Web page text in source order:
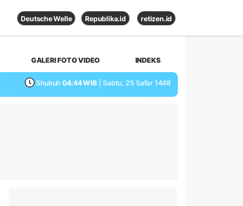
Deutsche Welle Republika.id retizen.id
GALERI FOTO VIDEO INDEKS
Shubuh 04:44 WIB | Sabtu, 25 Safar 1448